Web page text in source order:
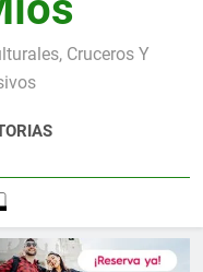
Cruceros Y